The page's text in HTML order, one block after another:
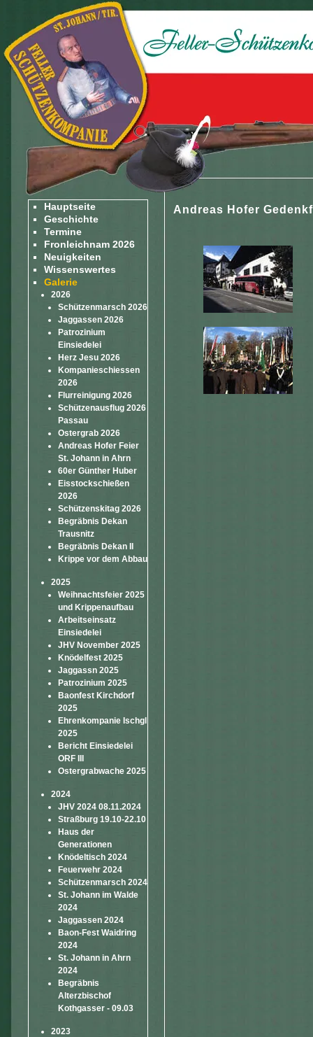
Hauptseite
Geschichte
Termine
Fronleichnam 2026
Neuigkeiten
Wissenswertes
Galerie
2026
Schützenmarsch 2026
Jaggassen 2026
Patrozinium
Einsiedelei
Herz Jesu 2026
Kompanieschiessen
2026
Flurreinigung 2026
Schützenausflug 2026
Passau
Ostergrab 2026
Andreas Hofer Feier
St. Johann in Ahrn
60er Günther Huber
Eisstockschießen
2026
Schützenskitag 2026
Begräbnis Dekan
Trausnitz
Begräbnis Dekan II
Krippe vor dem Abbau
2025
Weihnachtsfeier 2025
und Krippenaufbau
Arbeitseinsatz
Einsiedelei
JHV November 2025
Knödelfest 2025
Jaggassn 2025
Patrozinium 2025
Baonfest Kirchdorf
2025
Ehrenkompanie Ischgl
2025
Bericht Einsiedelei
ORF III
Ostergrabwache 2025
2024
JHV 2024 08.11.2024
Straßburg 19.10-22.10
Haus der
Generationen
Knödeltisch 2024
Feuerwehr 2024
Schützenmarsch 2024
St. Johann im Walde
2024
Jaggassen 2024
Baon-Fest Waidring
2024
St. Johann in Ahrn
2024
Begräbnis
Alterzbischof
Kothgasser - 09.03
2023
Andreas Hofer